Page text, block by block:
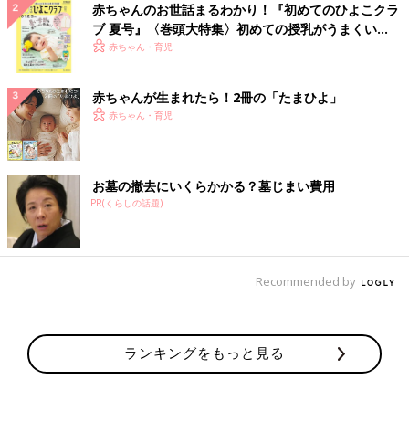
赤ちゃんのお世話まるわかり！『初めてのひよこクラ
ブ 夏号』〈巻頭大特集〉初めての授乳がうまくい
く！ おっぱい・ミルクの基本と夏のトラブル 解決テ
赤ちゃん・育児
赤ちゃんが生まれたら！2冊の「たまひよ」
赤ちゃん・育児
お墓の撤去にいくらかかる？墓じまい費用
PR(くらしの話題)
Recommended by
ランキングをもっと見る